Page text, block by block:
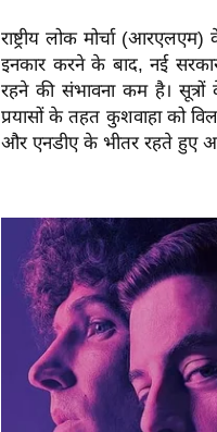
राष्ट्रीय लोक मोर्चा
इनकार करने के बाद, नई
रहने की संभावना कम है।
प्रयासों के तहत कुशवाहा को
और एनडीए के भीतर रहते हुए